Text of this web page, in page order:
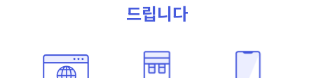
드립니다